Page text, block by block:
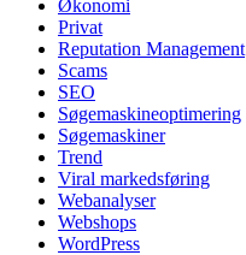
Økonomi
Privat
Reputation Management
Scams
SEO
Søgemaskineoptimering
Søgemaskiner
Trend
Viral markedsføring
Webanalyser
Webshops
WordPress